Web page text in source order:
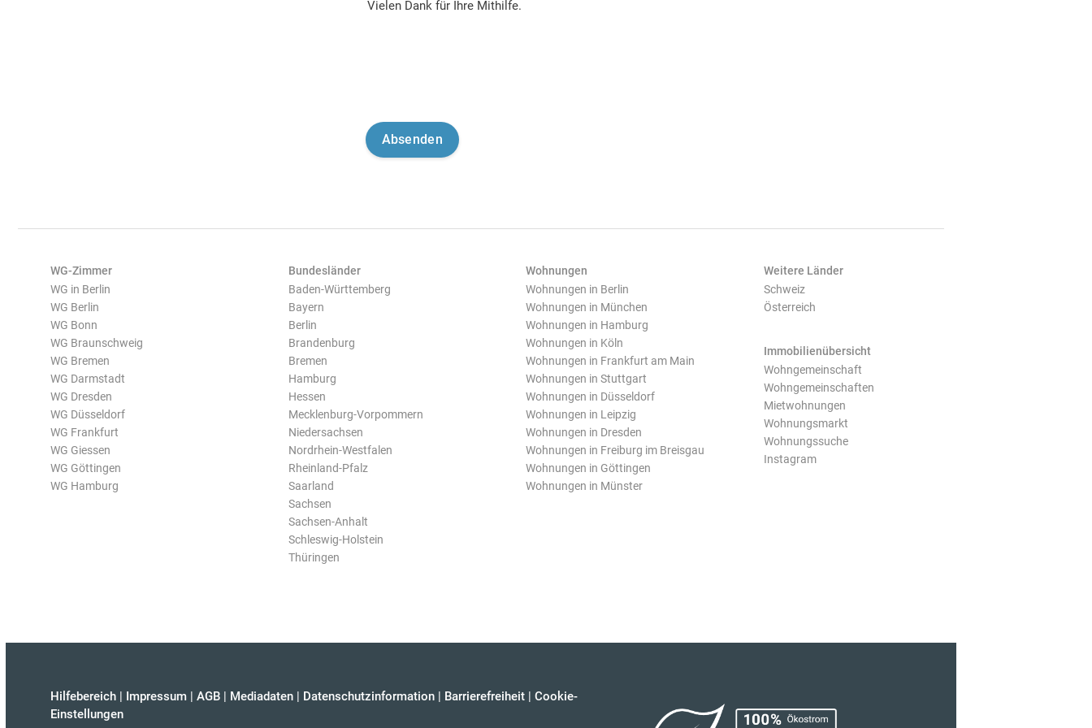
Vielen Dank für Ihre Mithilfe.
WG-Zimmer
WG in Berlin
WG Berlin
WG Bonn
WG Braunschweig
WG Bremen
WG Darmstadt
WG Dresden
WG Düsseldorf
WG Frankfurt
WG Giessen
WG Göttingen
WG Hamburg
Bundesländer
Baden-Württemberg
Bayern
Berlin
Brandenburg
Bremen
Hamburg
Hessen
Mecklenburg-Vorpommern
Niedersachsen
Nordrhein-Westfalen
Rheinland-Pfalz
Saarland
Sachsen
Sachsen-Anhalt
Schleswig-Holstein
Thüringen
Wohnungen
Wohnungen in Berlin
Wohnungen in München
Wohnungen in Hamburg
Wohnungen in Köln
Wohnungen in Frankfurt am Main
Wohnungen in Stuttgart
Wohnungen in Düsseldorf
Wohnungen in Leipzig
Wohnungen in Dresden
Wohnungen in Freiburg im Breisgau
Wohnungen in Göttingen
Wohnungen in Münster
Weitere Länder
Schweiz
Österreich
Immobilienübersicht
Wohngemeinschaft
Wohngemeinschaften
Mietwohnungen
Wohnungsmarkt
Wohnungssuche
Instagram
Hilfebereich | Impressum | AGB | Mediadaten | Datenschutzinformation | Barrierefreiheit | Cookie-
Einstellungen